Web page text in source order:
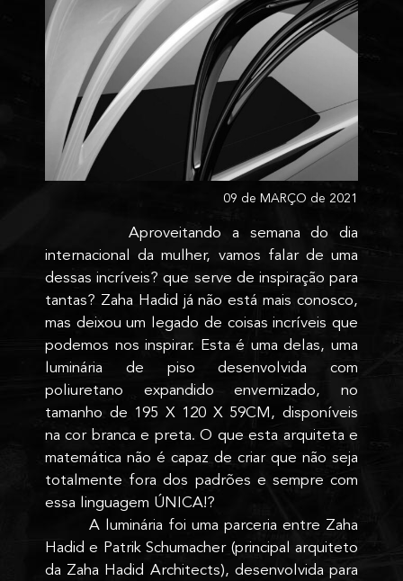
09 de MARÇO de 2021
Aproveitando a semana do dia
internacional da mulher, vamos falar de uma
dessas incríveis? que serve de inspiração para
tantas? Zaha Hadid já não está mais conosco,
mas deixou um legado de coisas incríveis que
podemos nos inspirar. Esta é uma delas, uma
luminária de piso desenvolvida com
poliuretano expandido envernizado, no
tamanho de 195 X 120 X 59CM, disponíveis
na cor branca e preta. O que esta arquiteta e
matemática não é capaz de criar que não seja
totalmente fora dos padrões e sempre com
essa linguagem ÚNICA!?
A luminária foi uma parceria entre Zaha
Hadid e Patrik Schumacher (principal arquiteto
da Zaha Hadid Architects), desenvolvida para